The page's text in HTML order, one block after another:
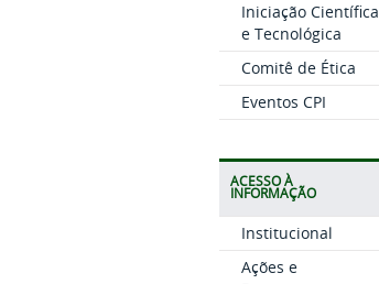
Iniciação Científica
e Tecnológica
Comitê de Ética
Eventos CPI
ACESSO À
INFORMAÇÃO
Institucional
Ações e